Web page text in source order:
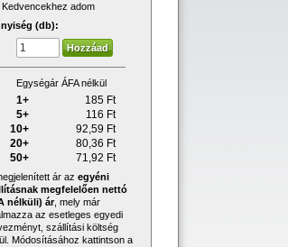
Kedvencekhez adom
(db):
Egységár ÁFA nélkül
1+ 185 Ft
5+
116 Ft
10+
92,59 Ft
20+
80,36 Ft
50+
71,92 Ft
ár az egyéni
megfelelően nettó
nélküli) ár, mely már
az esetleges egyedi
szállítási költség
Módosításához kattintson a